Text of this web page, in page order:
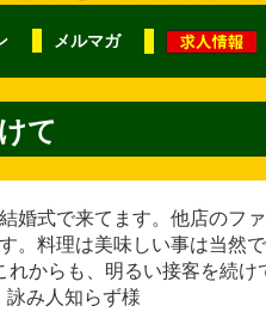
メルマガ
て
婚式で来てます。他店のフ
。料理は美味しい事は当然
れからも、明るい接客を続
み人知らず様